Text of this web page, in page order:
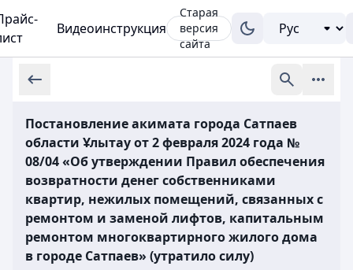
Видеоинструкция
Старая
версия
сайта
Постановление акимата города Сатпаев
области Ұлытау от 2 февраля 2024 года №
08/04 «Об утверждении Правил обеспечения
возвратности денег собственниками
квартир, нежилых помещений, связанных с
ремонтом и заменой лифтов, капитальным
ремонтом многоквартирного жилого дома
в городе Сатпаев» (утратило силу)